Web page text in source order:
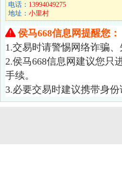
电话： 13994049275
地址： 小里村
侯马668信息网提醒您：
1.交易时请警惕网络诈骗
2.侯马668信息网建议您只
手续。
3.必要交易时建议携带身